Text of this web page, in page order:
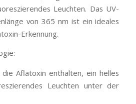
Leuchten. Das UV-
von 365 nm ist ein ideales
Erkennung.
Aflatoxin enthalten, ein helles
Leuchten unter der